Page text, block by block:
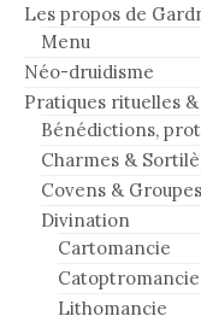
Les propos de
Menu
Néo-druidisme
Pratiques rituelles
Bénédictions,
Charmes &
Covens & Groupes
Divination
Cartomancie
Catoptromancie
Lithomancie